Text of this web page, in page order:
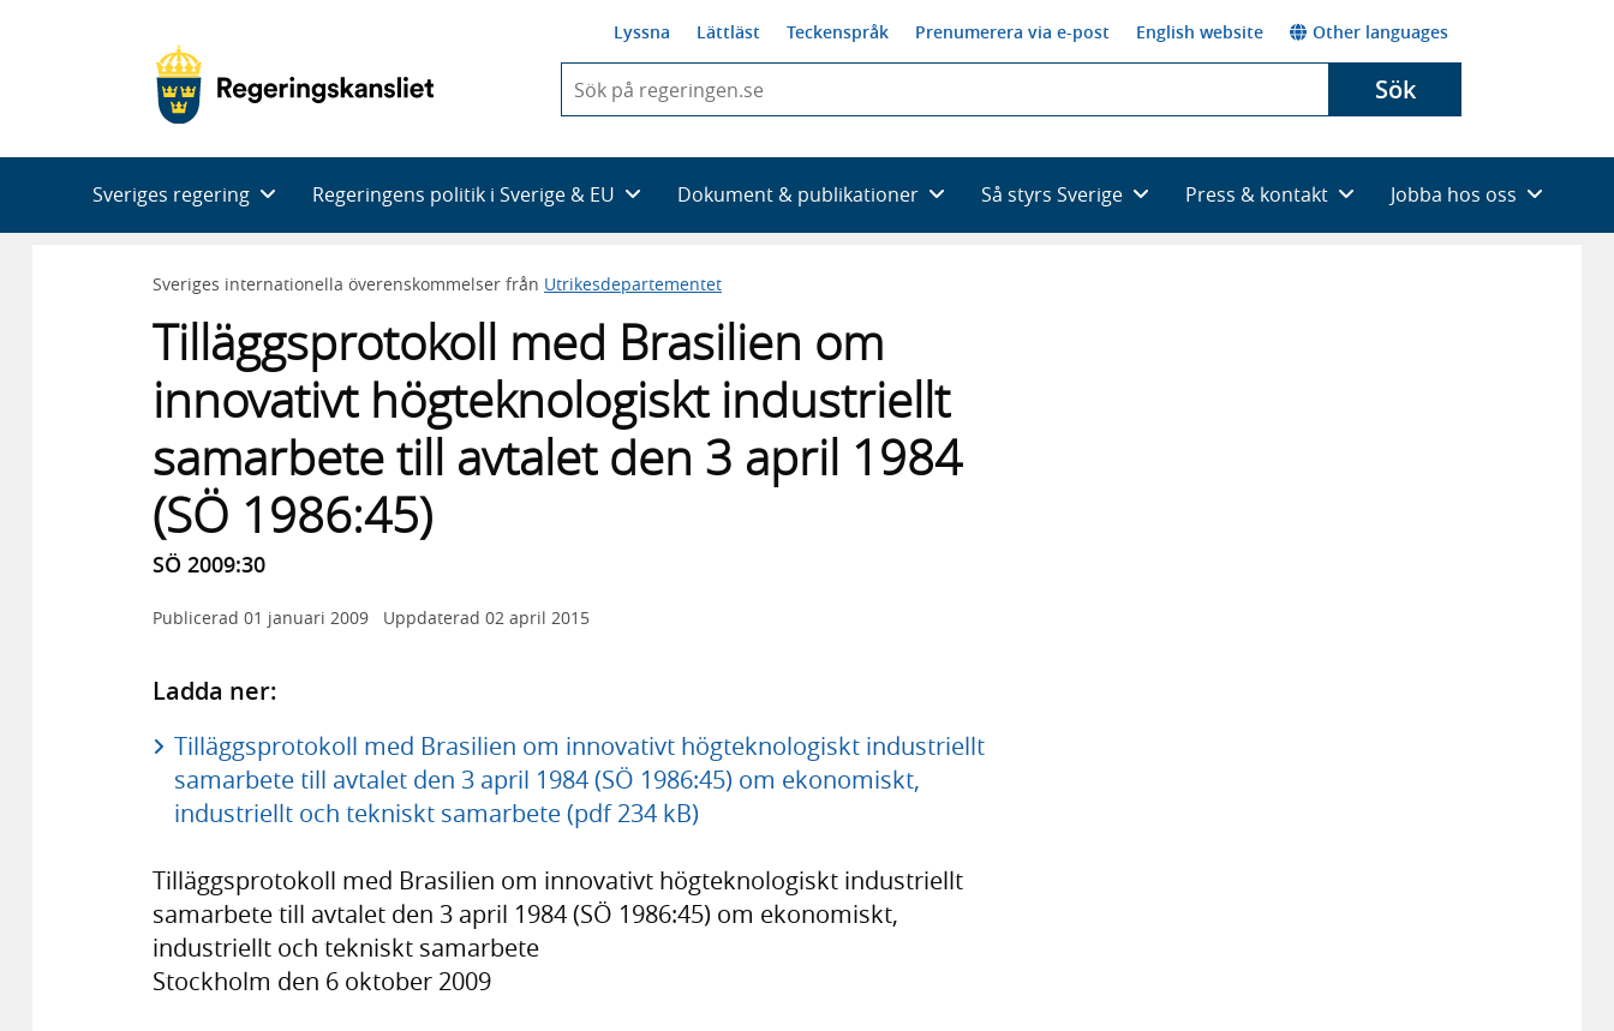
Lyssna Lättläst Teckenspråk Prenumerera via e-post English website Other languages
du
skriva
framträder
en
med
Sök
Sveriges regering Regeringens politik i Sverige & EU Dokument & publikationer Så styrs Sverige Press & kontakt Jobba hos oss
Sveriges internationella överenskommelser från Utrikesdepartementet
Tilläggsprotokoll med Brasilien om
innovativt högteknologiskt industriellt
samarbete till avtalet den 3 april 1984
(SÖ 1986:45)
SÖ 2009:30
Publicerad 01 januari 2009 Uppdaterad 02 april 2015
Ladda ner:
Tilläggsprotokoll med Brasilien om innovativt högteknologiskt industriellt
samarbete till avtalet den 3 april 1984 (SÖ 1986:45) om ekonomiskt,
industriellt och tekniskt samarbete (pdf 234 kB)
Tilläggsprotokoll med Brasilien om innovativt högteknologiskt industriellt
samarbete till avtalet den 3 april 1984 (SÖ 1986:45) om ekonomiskt,
industriellt och tekniskt samarbete
Stockholm den 6 oktober 2009